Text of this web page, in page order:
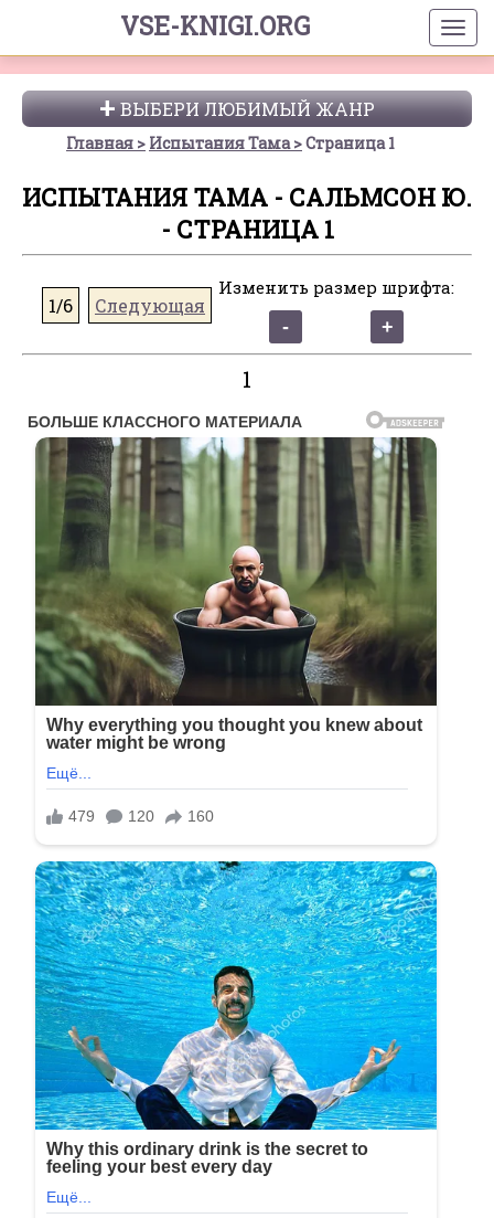
VSE-KNIGI.ORG
ВЫБЕРИ ЛЮБИМЫЙ ЖАНР
Главная Испытания Тама Страница 1
ИСПЫТАНИЯ ТАМА - САЛЬМСОН Ю.
- СТРАНИЦА 1
1/6 Следующая
Изменить размер шрифта:
1